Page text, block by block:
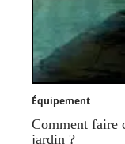
Équipement
Comment faire
jardin ?